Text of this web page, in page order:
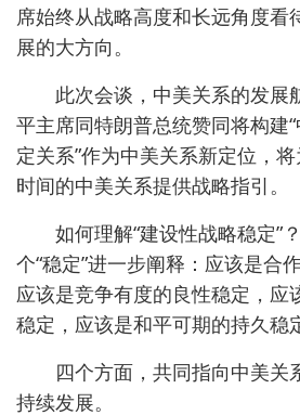
席始终从战略高度和长远角度看
展的大方向。
此次会谈，中美关系的发展
平主席同特朗普总统赞同将构建
定关系”作为中美关系新定位，
时间的中美关系提供战略指引。
如何理解“建设性战略稳定”
个“稳定”进一步阐释：应该是合
应该是竞争有度的良性稳定，应
稳定，应该是和平可期的持久稳
四个方面，共同指向中美关
持续发展。